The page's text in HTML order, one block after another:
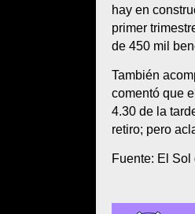
hay en
primer
de 450 mil
También
comentó que
4.30 de la
retiro; pero
Fuente: El